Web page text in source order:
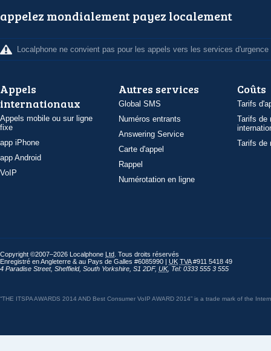
appelez mondialement payez localement
Localphone ne convient pas pour les appels vers les services d'urgence
Appels
internationaux
Appels mobile ou sur ligne
fixe
app iPhone
app Android
VoIP
Autres services
Global SMS
Numéros entrants
Answering Service
Carte d'appel
Rappel
Numérotation en ligne
Coûts
Tarifs
Tarifs de
Tarifs de
Copyright ©2007–2026 Localphone Ltd . Tous droits réservés
Enregistré en Angleterre & au Pays de Galles #6085990 | UK TVA#911 5418 49
4 Paradise Street, Sheffield, South Yorkshire S1 2DF, UK, Tel: 0333 555 3 555
“THE ITSPA AWARDS 2014 AND Best Consumer VoIP AWARD 2014” is a trade mark of the